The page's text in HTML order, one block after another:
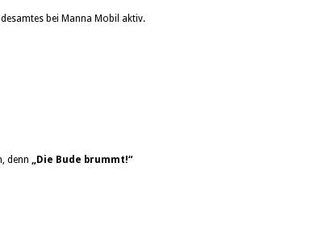
bei Manna Mobil aktiv.
denn
„Die Bude brummt!“